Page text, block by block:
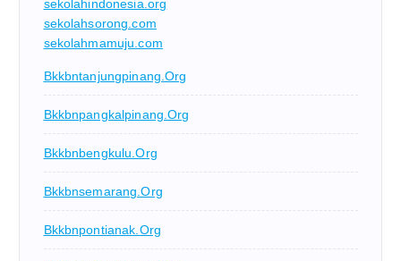
sekolahindonesia.org
sekolahsorong.com
sekolahmamuju.com
Bkkbntanjungpinang.org
Bkkbnpangkalpinang.org
Bkkbnbengkulu.org
Bkkbnsemarang.org
Bkkbnpontianak.org